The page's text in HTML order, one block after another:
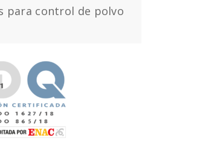
para control de polvo